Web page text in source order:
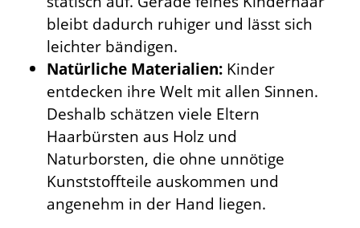
bleibt dadurch ruhiger und lässt sich
leichter bändigen.
Natürliche Materialien: Kinder
entdecken ihre Welt mit allen Sinnen.
Deshalb schätzen viele Eltern
Haarbürsten aus Holz und
Naturborsten, die ohne unnötige
Kunststoffteile auskommen und
angenehm in der Hand liegen.